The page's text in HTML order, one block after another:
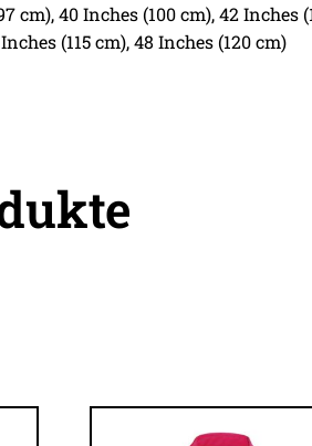
cm), 40 Inches (100 cm), 42 Inches
(115 cm), 48 Inches (120 cm)